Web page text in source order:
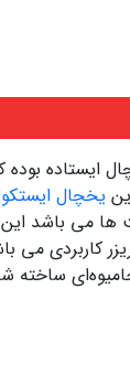
ایستاده
یخچال
ها می
کاربردی می